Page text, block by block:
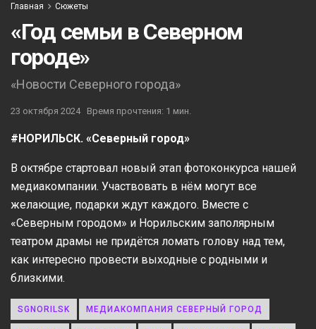
Главная Сюжеты
«Год семьи в Северном
городе»
«Новости Северного города»
23 октября 2024 Время прочтения: 1 мин.
#НОРИЛЬСК. «Северный город»
В октябре стартовал новый этап фотоконкурса нашей
медиакомпании. Участвовать в нём могут все
желающие, подарки ждут каждого. Вместе с
«Северным городом» и Норильским заполярным
театром драмы не придётся ломать голову над тем,
как интересно провести выходные с родными и
близкими.
SGNORILSK МЕДИАКОМПАНИЯ СЕВЕРНЫЙ ГОРОД